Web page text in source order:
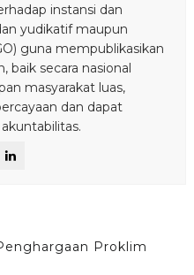
instansi dan
yudikatif maupun
guna mempublikasikan
baik secara nasional
masyarakat luas,
dan dapat
Proklim